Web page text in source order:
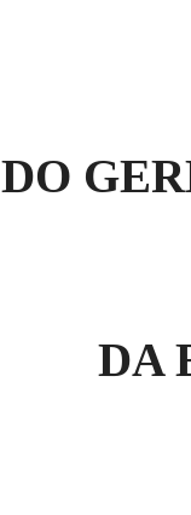
DO
DA